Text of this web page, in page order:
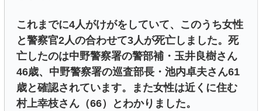
これまでに4人がけがをしていて、このうち女性
と警察官2人の合わせて3人が死亡しました。死
亡したのは中野警察署の警部補・玉井良樹さん
46歳、中野警察署の巡査部長・池内卓夫さん61
歳と確認されています。また女性は近くに住む
村上幸枝さん（66）とわかりました。